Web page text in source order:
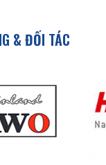
& ĐỐI TÁC